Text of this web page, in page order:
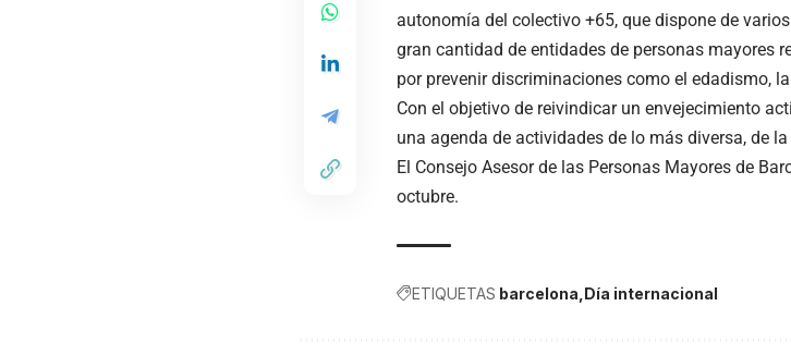
autonomía del colectivo +65, que dispone de
gran cantidad de entidades de personas mayores
por prevenir discriminaciones como el edadismo,
Con el objetivo de reivindicar un envejecimiento
una agenda de actividades de lo más diversa, de
El Consejo Asesor de las Personas Mayores de
octubre.
ETIQUETAS barcelona Día internacional